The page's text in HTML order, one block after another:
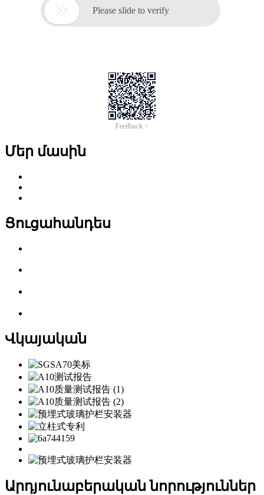
Մեր մասին
Ցուցահանդես
Վկայական
Արդյունաբերական նորություններ